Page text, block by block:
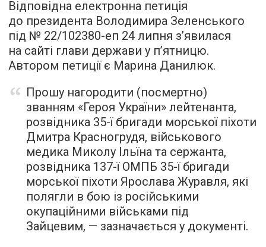
Відповідна електронна петиція
до президента Володимира Зеленського
під № 22/102380-еп 24 липня з’явилася
на сайті глави держави у п’ятницю.
Автором петиції є Марина Данилюк.
Прошу нагородити (посмертно)
званням «Героя України» лейтенанта,
розвідника 35-ї бригади морської піхоти
Дмитра Красногрудя, військового
медика Миколу Ільїна та сержанта,
розвідника 137-ї ОМПБ 35-ї бригади
морської піхоти Ярослава Журавля, які
полягли в бою із російськими
окупаційними військами під
Зайцевим, — зазначається у документі.